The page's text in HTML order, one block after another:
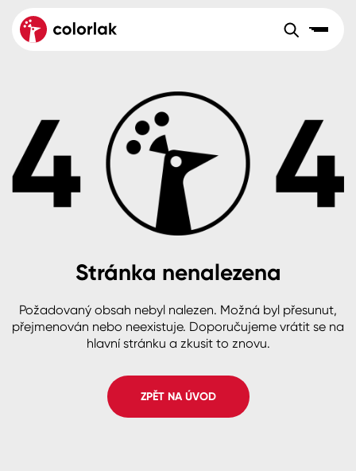
Velkoobchod Sortiment
Aktuality
Reference
O společnosti
B2B +420 800 145 555Po – Pá: 8:00–15:00
Česko
Slovensko Polsko Worldwide
Dřevo
Beton, asfalt, minerální podklady
Plast, sklo, keramika
Stěny
Fasády
Spreje
Colorlak Dekor
Colorlak Profi
Colorlak Pta
Stránka nenalezena
Požadovaný obsah nebyl nalezen. Možná byl přesunut,
přejmenován nebo neexistuje. Doporučujeme vrátit se na
hlavní stránku a zkusit to znovu.
ZPĚT NA ÚVOD